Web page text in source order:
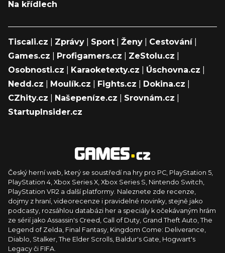
Na křídlech
Tiscali.cz Zprávy Sport Ženy Cestování|
Games.cz
Profigamers.cz ZeStolu.cz
Osobnosti.cz
Karaoketexty.cz Úschovna.cz
Nedd.cz
Moulík.cz Fights.cz Dokina.cz
CZhity.cz
Našepeníze.cz Srovnám.cz
StartupInsider.cz
Český herní web, který se soustředí na hry pro PC, PlayStation 5,
PlayStation 4, Xbox Series X, Xbox Series S, Nintendo Switch,
PlayStation VR2 a další platformy. Naleznete zde recenze,
dojmy z hraní, videorecenze i pravidelné novinky, stejně jako
podcasty, rozsáhlou databázi her a speciály k očekávaným hrám
ze sérií jako Assassin's Creed, Call of Duty, Grand Theft Auto, The
Legend of Zelda, Final Fantasy, Kingdom Come: Deliverance,
Diablo, Stalker, The Elder Scrolls, Baldur's Gate, Hogwart's
Legacy či FIFA.